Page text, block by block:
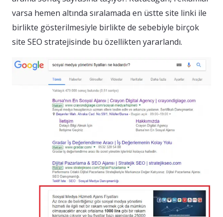
varsa hemen altında sıralamada en üstte site linki ile
birlikte gösterilmesiyle birlikte de sebebiyle birçok
site SEO stratejisinde bu özellikten yararlandı.